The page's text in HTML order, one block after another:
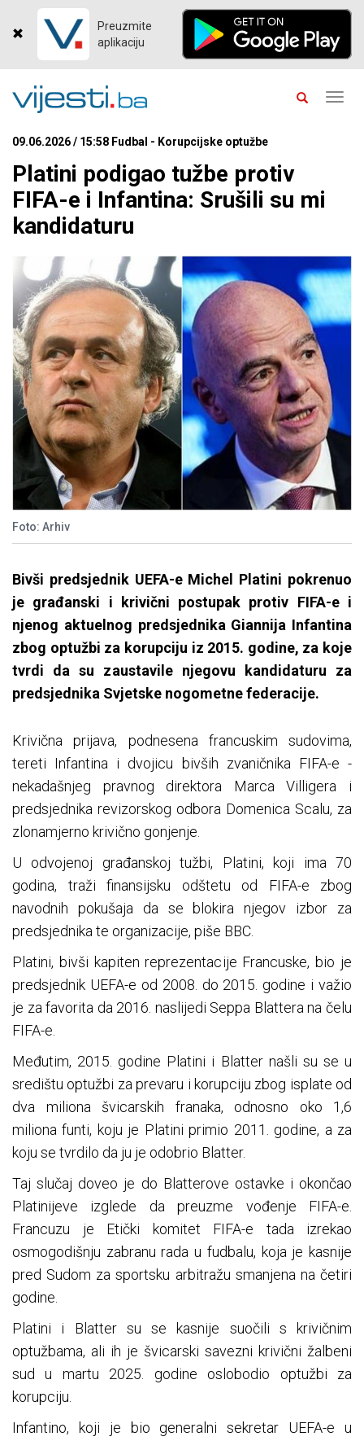
Preuzmite
aplikaciju
09.06.2026 / 15:58 Fudbal - Korupcijske optužbe
Platini podigao tužbe protiv
FIFA-e i Infantina: Srušili su mi
kandidaturu
Foto: Arhiv
Bivši predsjednik UEFA-e Michel Platini pokrenuo
je građanski i krivični postupak protiv FIFA-e i
njenog aktuelnog predsjednika Giannija Infantina
zbog optužbi za korupciju iz 2015. godine, za koje
tvrdi da su zaustavile njegovu kandidaturu za
predsjednika Svjetske nogometne federacije.
Krivična prijava, podnesena francuskim sudovima,
tereti Infantina i dvojicu bivših zvaničnika FIFA-e -
nekadašnjeg pravnog direktora Marca Villigera i
predsjednika revizorskog odbora Domenica Scalu, za
zlonamjerno krivično gonjenje.
U odvojenoj građanskoj tužbi, Platini, koji ima 70
godina, traži finansijsku odštetu od FIFA-e zbog
navodnih pokušaja da se blokira njegov izbor za
predsjednika te organizacije, piše BBC.
Platini, bivši kapiten reprezentacije Francuske, bio je
predsjednik UEFA-e od 2008. do 2015. godine i važio
je za favorita da 2016. naslijedi Seppa Blattera na čelu
FIFA-e.
Međutim, 2015. godine Platini i Blatter našli su se u
središtu optužbi za prevaru i korupciju zbog isplate od
dva miliona švicarskih franaka, odnosno oko 1,6
miliona funti, koju je Platini primio 2011. godine, a za
koju se tvrdilo da ju je odobrio Blatter.
Taj slučaj doveo je do Blatterove ostavke i okončao
Platinijeve izglede da preuzme vođenje FIFA-e.
Francuzu je Etički komitet FIFA-e tada izrekao
osmogodišnju zabranu rada u fudbalu, koja je kasnije
pred Sudom za sportsku arbitražu smanjena na četiri
godine.
Platini i Blatter su se kasnije suočili s krivičnim
optužbama, ali ih je švicarski savezni krivični žalbeni
sud u martu 2025. godine oslobodio optužbi za
korupciju.
Infantino, koji je bio generalni sekretar UEFA-e u